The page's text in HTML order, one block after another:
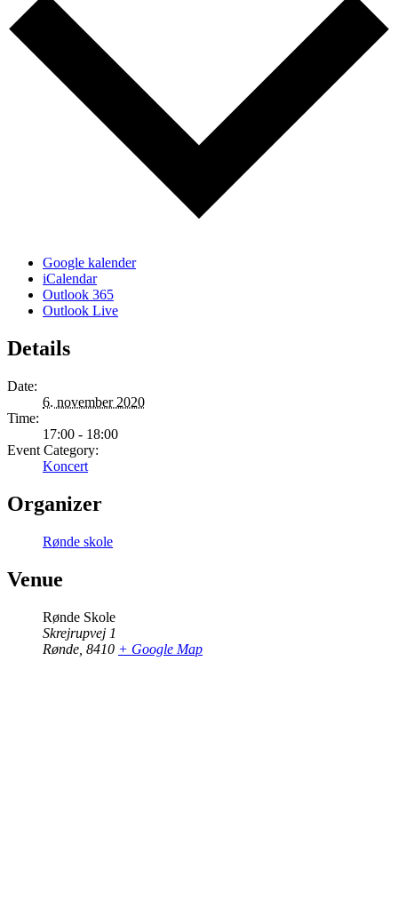
Google kalender
iCalendar
Outlook 365
Outlook Live
Details
Date:
6. november 2020
Time:
17:00 - 18:00
Event Category:
Koncert
Organizer
Rønde skole
Venue
Rønde Skole
Skrejrupvej 1
Rønde 8410 + Google Map